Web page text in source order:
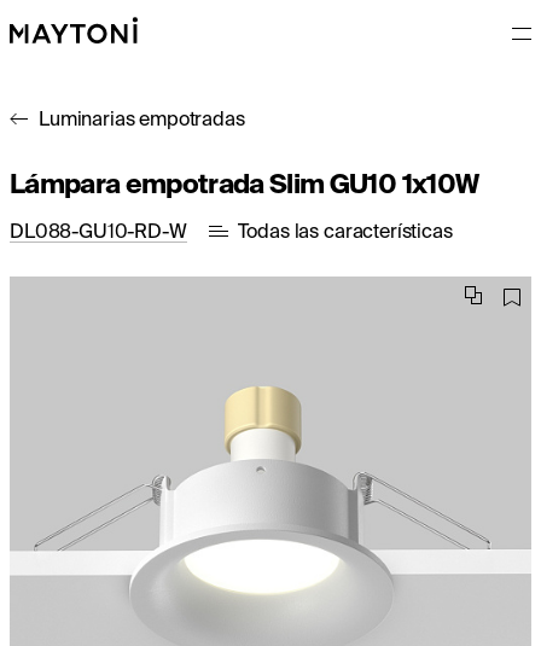
Luminarias empotradas
Lámpara empotrada Slim GU10 1x10W
DL088-GU10-RD-W Todas las características